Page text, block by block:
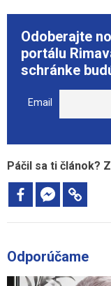
Odoberajte
portálu
schránke
Email
Páčil sa ti článok?
Odporúčame